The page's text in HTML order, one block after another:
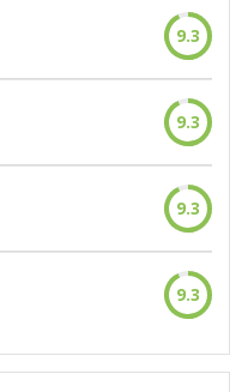
9.3
9.3
9.3
9.3